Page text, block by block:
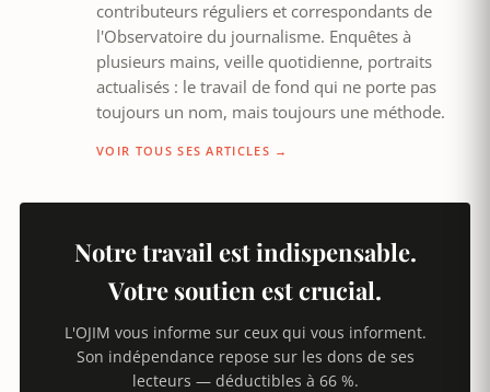
contributeurs réguliers et correspondants de
l'Observatoire du journalisme. Enquêtes à
plusieurs mains, veille quotidienne, portraits
actualisés : le travail de fond qui ne porte pas
toujours un nom, mais toujours une méthode.
VOIR TOUS SES ARTICLES →
Notre travail est indispensable.
Votre soutien est crucial.
L'OJIM vous informe sur ceux qui vous informent.
Son indépendance repose sur les dons de ses
lecteurs — déductibles à 66 %.